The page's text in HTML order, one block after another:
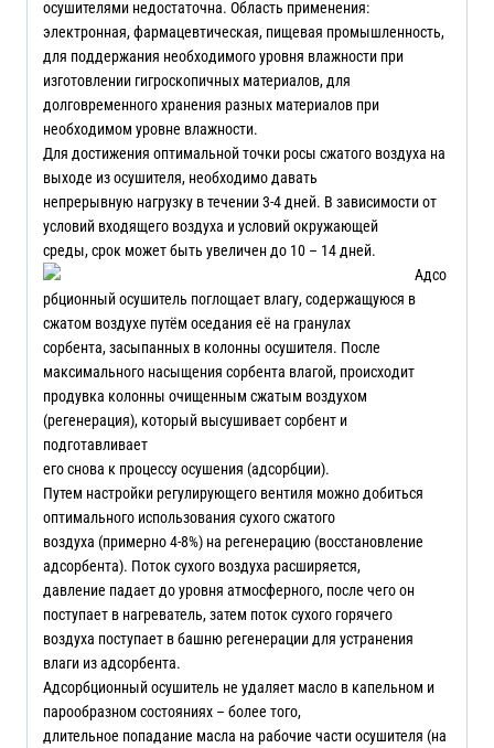
осушителями недостаточна. Область применения:
электронная, фармацевтическая, пищевая промышленность,
для поддержания необходимого уровня влажности при
изготовлении гигроскопичных материалов, для
долговременного хранения разных материалов при
необходимом уровне влажности.
Для достижения оптимальной точки росы сжатого воздуха на
выходе из осушителя, необходимо давать
непрерывную нагрузку в течении 3-4 дней. В зависимости от
условий входящего воздуха и условий окружающей
среды, срок может быть увеличен до 10 – 14 дней.
Адсо
рбционный осушитель поглощает влагу, содержащуюся в
сжатом воздухе путём оседания её на гранулах
сорбента, засыпанных в колонны осушителя. После
максимального насыщения сорбента влагой, происходит
продувка колонны очищенным сжатым воздухом
(регенерация), который высушивает сорбент и
подготавливает
его снова к процессу осушения (адсорбции).
Путем настройки регулирующего вентиля можно добиться
оптимального использования сухого сжатого
воздуха (примерно 4-8%) на регенерацию (восстановление
адсорбента). Поток сухого воздуха расширяется,
давление падает до уровня атмосферного, после чего он
поступает в нагреватель, затем поток сухого горячего
воздуха поступает в башню регенерации для устранения
влаги из адсорбента.
Адсорбционный осушитель не удаляет масло в капельном и
парообразном состояниях – более того,
длительное попадание масла на рабочие части осушителя (на